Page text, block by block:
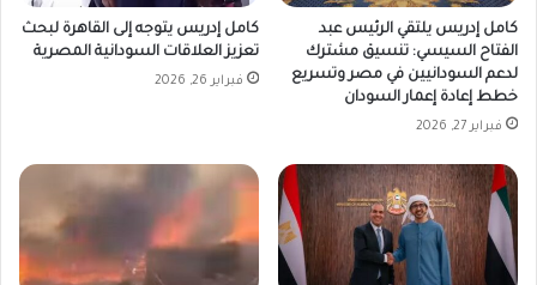
كامل إدريس يلتقي الرئيس عبد
الفتاح السيسي: تنسيق مشترك
لدعم السودانيين في مصر وتسريع
خطط إعادة إعمار السودان
فبراير 27, 2026
كامل إدريس يتوجه إلى القاهرة لبحث
تعزيز العلاقات السودانية المصرية
فبراير 26, 2026